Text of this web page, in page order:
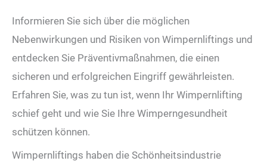
Informieren Sie sich über die möglichen
Nebenwirkungen und Risiken von Wimpernliftings und
entdecken Sie Präventivmaßnahmen, die einen
sicheren und erfolgreichen Eingriff gewährleisten.
Erfahren Sie, was zu tun ist, wenn Ihr Wimpernlifting
schief geht und wie Sie Ihre Wimperngesundheit
schützen können.
Wimpernliftings haben die Schönheitsindustrie